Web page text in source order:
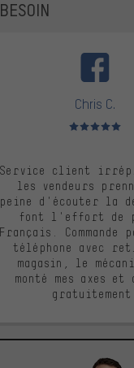
Chris C.
Note moyenne :
Service client
les vendeurs
peine d'écouter la
font l'effort de
Français. Commande
téléphone avec
magasin, le
monté mes axes et